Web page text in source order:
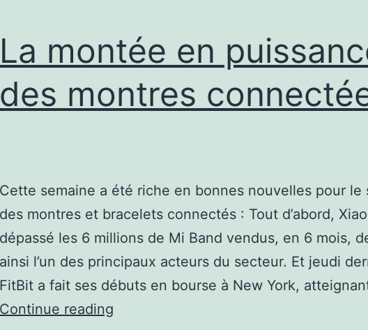
La montée en
des montres
Cette semaine a été riche en bonnes nouvelles pour le
des montres et bracelets connectés : Tout d’abord,
dépassé les 6 millions de Mi Band vendus, en 6 mois,
ainsi l’un des principaux acteurs du secteur. Et jeudi
FitBit a fait ses débuts en bourse à New York,
Continue reading